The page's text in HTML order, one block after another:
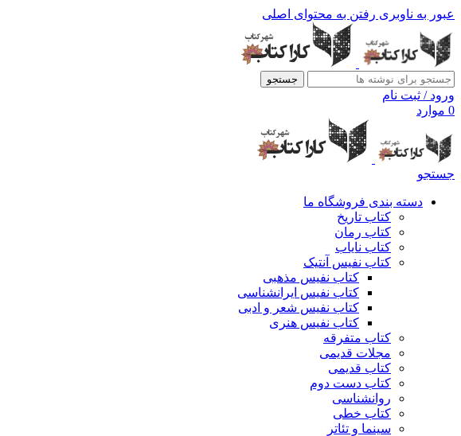
عبور به ناوبری رفتن به محتوای اصلی
جستجو
ورود / ثبت نام
0 موارد
جستجو
دسته بندی فروشگاه ما
کتاب تاریخ
کتاب رمان
کتاب نایاب
کتاب نفیس آنتیک
کتاب نفیس مذهبی
کتاب نفیس ایرانشناسی
کتاب نفیس شعر و ادبی
کتاب نفیس هنری
کتاب متفرقه
مجلات قدیمی
کتاب قدیمی
کتاب دست دوم
روانشناسی
کتاب خطی
سینما و تئاتر